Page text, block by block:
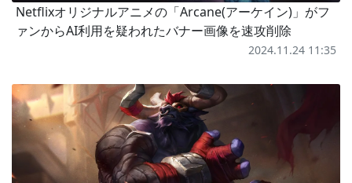
Netflixオリジナルアニメの「Arcane(アーケイン)」がフ
ァンからAI利用を疑われたバナー画像を速攻削除
2024.11.24 11:35